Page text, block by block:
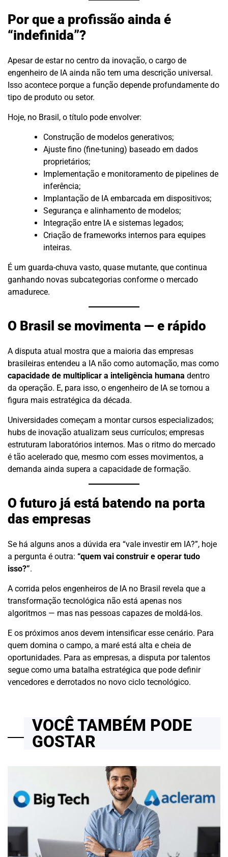
Por que a profissão ainda é
“indefinida”?
Apesar de estar no centro da inovação, o cargo de
engenheiro de IA ainda não tem uma descrição universal.
Isso acontece porque a função depende profundamente do
tipo de produto ou setor.
Hoje, no Brasil, o título pode envolver:
Construção de modelos generativos;
Ajuste fino (fine-tuning) baseado em dados
proprietários;
Implementação e monitoramento de pipelines de
inferência;
Implantação de IA embarcada em dispositivos;
Segurança e alinhamento de modelos;
Integração entre IA e sistemas legados;
Criação de frameworks internos para equipes
inteiras.
É um guarda-chuva vasto, quase mutante, que continua
ganhando novas subcategorias conforme o mercado
amadurece.
O Brasil se movimenta — e rápido
A disputa atual mostra que a maioria das empresas
brasileiras entendeu a IA não como automação, mas como
capacidade de multiplicar a inteligência humana dentro
da operação. E, para isso, o engenheiro de IA se tornou a
figura mais estratégica da década.
Universidades começam a montar cursos especializados;
hubs de inovação atualizam seus currículos; empresas
estruturam laboratórios internos. Mas o ritmo do mercado
é tão acelerado que, mesmo com esses movimentos, a
demanda ainda supera a capacidade de formação.
O futuro já está batendo na porta
das empresas
Se há alguns anos a dúvida era “vale investir em IA?”, hoje
a pergunta é outra: “quem vai construir e operar tudo
isso?”.
A corrida pelos engenheiros de IA no Brasil revela que a
transformação tecnológica não está apenas nos
algoritmos — mas nas pessoas capazes de moldá-los.
E os próximos anos devem intensificar esse cenário. Para
quem domina o campo, a maré está alta e cheia de
oportunidades. Para as empresas, a disputa por talentos
segue como uma batalha estratégica que pode definir
vencedores e derrotados no novo ciclo tecnológico.
VOCÊ TAMBÉM PODE
GOSTAR